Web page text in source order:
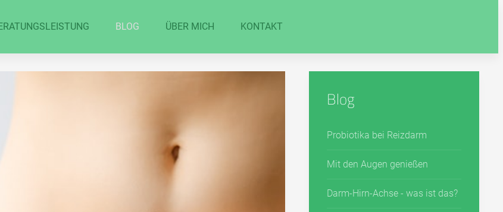
BLOG ÜBER MICH KONTAKT
Blog
Probiotika bei Reizdarm
Mit den Augen genießen
Darm-Hirn-Achse - was ist das?